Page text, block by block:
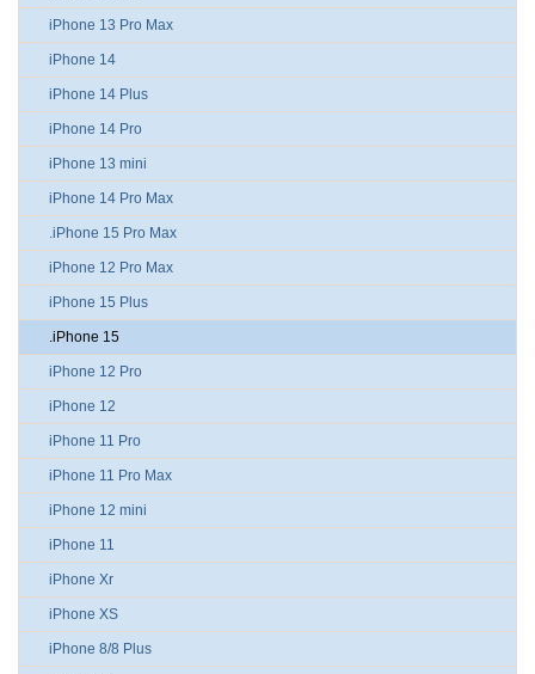
iPhone 13 Pro Max
iPhone 14
iPhone 14 Plus
iPhone 14 Pro
iPhone 13 mini
iPhone 14 Pro Max
.iPhone 15 Pro Max
iPhone 12 Pro Max
iPhone 15 Plus
.iPhone 15
iPhone 12 Pro
iPhone 12
iPhone 11 Pro
iPhone 11 Pro Max
iPhone 12 mini
iPhone 11
iPhone Xr
iPhone XS
iPhone 8/8 Plus